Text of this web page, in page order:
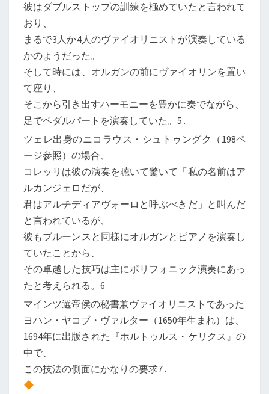
彼はダブルストップの訓練を極めていたと言われて
おり、
まるで3人か4人のヴァイオリニストが演奏している
かのようだった。
そして時には、オルガンの前にヴァイオリンを置い
て座り、
そこから引き出すハーモニーを豊かに奏でながら、
足でペダルパートを演奏していた。5 .
ツェレ出身のニコラウス・シュトゥングク（198ペ
ージ参照）の場合、
コレッリは彼の演奏を聴いて驚いて「私の名前はア
ルカンジェロだが、
君はアルチディアヴォーロと呼ぶべきだ」と叫んだ
と言われているが、
彼もブルーンスと同様にオルガンとピアノを演奏し
ていたことから、
その卓越した技巧は主にポリフォニック演奏にあっ
たと考えられる。6
マインツ選帝侯の秘書兼ヴァイオリニストであった
ヨハン・ヤコブ・ヴァルター（1650年生まれ）は、
1694年に出版された『ホルトゥルス・ケリクス』の
中で、
この技法の側面にかなりの要求7 .